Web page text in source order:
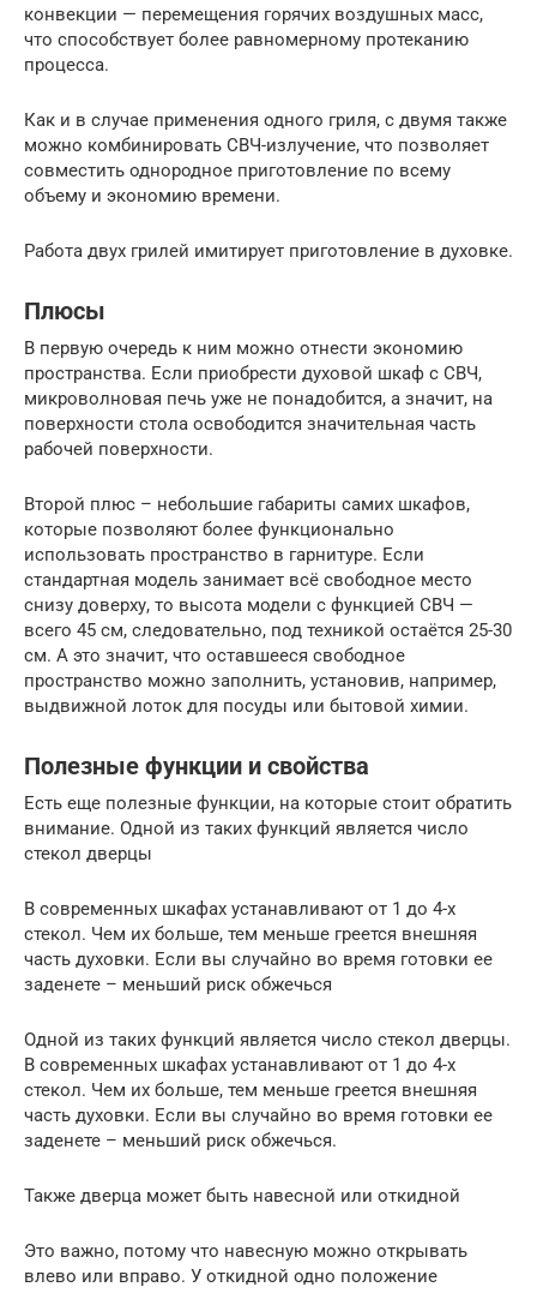
конвекции — перемещения горячих воздушных масс,
что способствует более равномерному протеканию
процесса.
Как и в случае применения одного гриля, с двумя также
можно комбинировать СВЧ-излучение, что позволяет
совместить однородное приготовление по всему
объему и экономию времени.
Работа двух грилей имитирует приготовление в духовке.
Плюсы
В первую очередь к ним можно отнести экономию
пространства. Если приобрести духовой шкаф с СВЧ,
микроволновая печь уже не понадобится, а значит, на
поверхности стола освободится значительная часть
рабочей поверхности.
Второй плюс – небольшие габариты самих шкафов,
которые позволяют более функционально
использовать пространство в гарнитуре. Если
стандартная модель занимает всё свободное место
снизу доверху, то высота модели с функцией СВЧ —
всего 45 см, следовательно, под техникой остаётся 25-30
см. А это значит, что оставшееся свободное
пространство можно заполнить, установив, например,
выдвижной лоток для посуды или бытовой химии.
Полезные функции и свойства
Есть еще полезные функции, на которые стоит обратить
внимание. Одной из таких функций является число
стекол дверцы
В современных шкафах устанавливают от 1 до 4-х
стекол. Чем их больше, тем меньше греется внешняя
часть духовки. Если вы случайно во время готовки ее
заденете – меньший риск обжечься
Одной из таких функций является число стекол дверцы.
В современных шкафах устанавливают от 1 до 4-х
стекол. Чем их больше, тем меньше греется внешняя
часть духовки. Если вы случайно во время готовки ее
заденете – меньший риск обжечься.
Также дверца может быть навесной или откидной
Это важно, потому что навесную можно открывать
влево или вправо. У откидной одно положение